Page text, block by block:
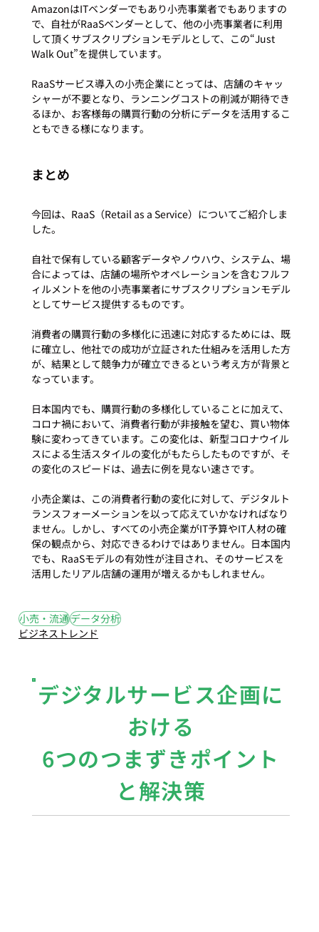
AmazonはITベンダーでもあり小売事業者でもありますの
で、自社がRaaSベンダーとして、他の小売事業者に利用
して頂くサブスクリプションモデルとして、この“Just
Walk Out”を提供しています。
RaaSサービス導入の小売企業にとっては、店舗のキャッ
シャーが不要となり、ランニングコストの削減が期待でき
るほか、お客様毎の購買行動の分析にデータを活用するこ
まとめ
今回は、RaaS（Retail as a Service）についてご紹介しま
した。
自社で保有している顧客データやノウハウ、システム、場
合によっては、店舗の場所やオペレーションを含むフルフ
ィルメントを他の小売事業者にサブスクリプションモデル
としてサービス提供するものです。
消費者の購買行動の多様化に迅速に対応するためには、既
に確立し、他社での成功が立証された仕組みを活用した方
が、結果として競争力が確立できるという考え方が背景と
なっています。
日本国内でも、購買行動の多様化していることに加えて、
コロナ禍において、消費者行動が非接触を望む、買い物体
験に変わってきています。この変化は、新型コロナウイル
スによる生活スタイルの変化がもたらしたものですが、そ
の変化のスピードは、過去に例を見ない速さです。
小売企業は、この消費者行動の変化に対して、デジタルト
ランスフォーメーションを以って応えていかなければなり
ません。しかし、すべての小売企業がIT予算やIT人材の確
保の観点から、対応できるわけではありません。日本国内
でも、RaaSモデルの有効性が注目され、そのサービスを
活用したリアル店舗の運用が増えるかもしれません。
小売・流通データ分析
ビジネストレンド
デジタルサービス企画に
おける
6つのつまずきポイント
と解決策